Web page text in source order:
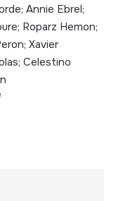
Annie Ebrel;
Roparz Hemon;
Xavier
Celestino